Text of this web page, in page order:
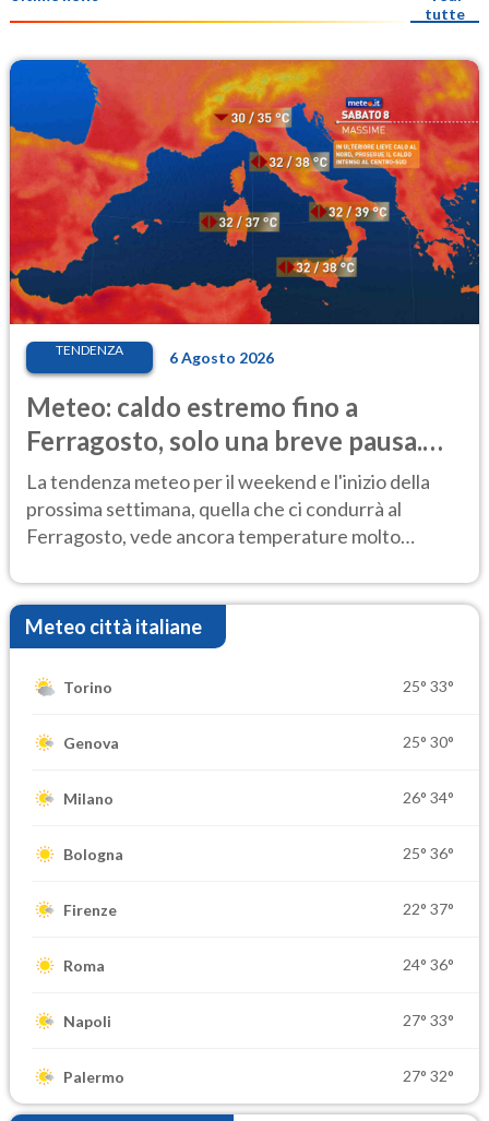
tutte
TENDENZA 6 Agosto 2026
Meteo: caldo estremo fino a
Ferragosto, solo una breve pausa.
Ecco dove
La tendenza meteo per il weekend e l'inizio della
prossima settimana, quella che ci condurrà al
Ferragosto, vede ancora temperature molto
Meteo città italiane
Torino 25° 33°
Genova 25° 30°
Milano 26° 34°
Bologna 25° 36°
Firenze 22° 37°
Roma 24° 36°
Napoli 27° 33°
Palermo 27° 32°